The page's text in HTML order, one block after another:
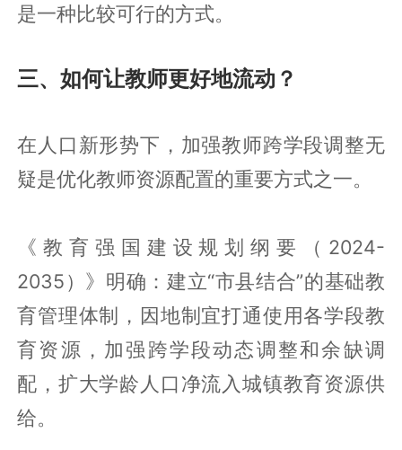
是一种比较可行的方式。
三、如何让教师更好地流动？
在人口新形势下，加强教师跨学段调整无
疑是优化教师资源配置的重要方式之一。
《教育强国建设规划纲要（2024-
2035）》明确：建立“市县结合”的基础教
育管理体制，因地制宜打通使用各学段教
育资源，加强跨学段动态调整和余缺调
配，扩大学龄人口净流入城镇教育资源供
给。